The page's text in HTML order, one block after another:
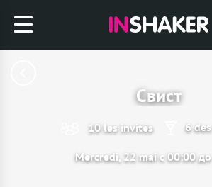
Свист
10 les invités 6
Mercredi, 22 mai с 00:00